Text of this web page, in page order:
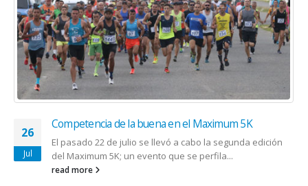
26
Jul
Competencia de la buena en el Maximum 5K
El pasado 22 de julio se llevó a cabo la segunda edición
del Maximum 5K; un evento que se perfila...
read more